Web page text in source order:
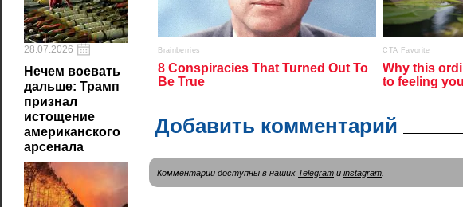
28.07.2026
Нечем воевать
дальше: Трамп
признал
истощение
американского
арсенала
Добавить комментарий
Комментарии доступны в наших Telegram и instagram